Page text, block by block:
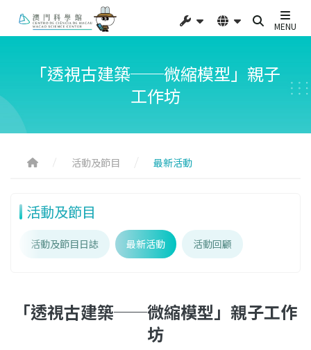
MENU
「透視古建築──微縮模型」親子
工作坊
活動及節目 最新活動
活動及節目
活動及節目日誌 最新活動 活動回顧
「透視古建築──微縮模型」親子工作
坊